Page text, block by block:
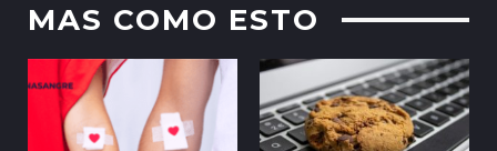
MAS COMO ESTO